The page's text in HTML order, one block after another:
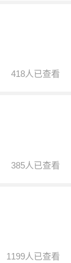
418人已查看
385人已查看
1199人已查看